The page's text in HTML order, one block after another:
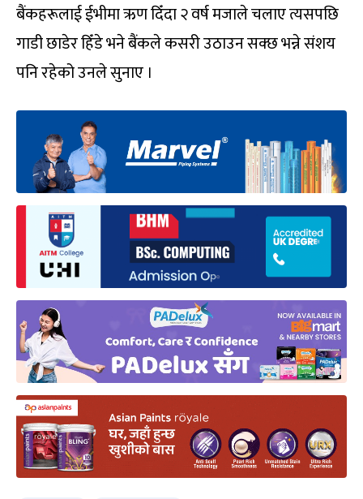
बैंकहरूलाई ईभीमा ऋण दिँदा २ वर्ष मजाले चलाए त्यसपछि
गाडी छाडेर हिँडे भने बैंकले कसरी उठाउन सक्छ भन्ने संशय
पनि रहेको उनले सुनाए ।